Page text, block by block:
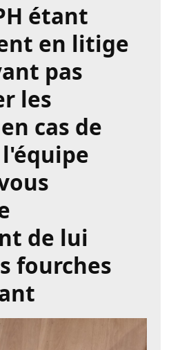
étant
en litige
pas
les
cas de
de lui
fourches